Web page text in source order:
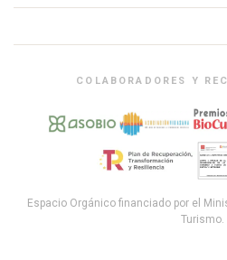
COLABORADORES Y
Espacio Orgánico financiado por el
Turismo.